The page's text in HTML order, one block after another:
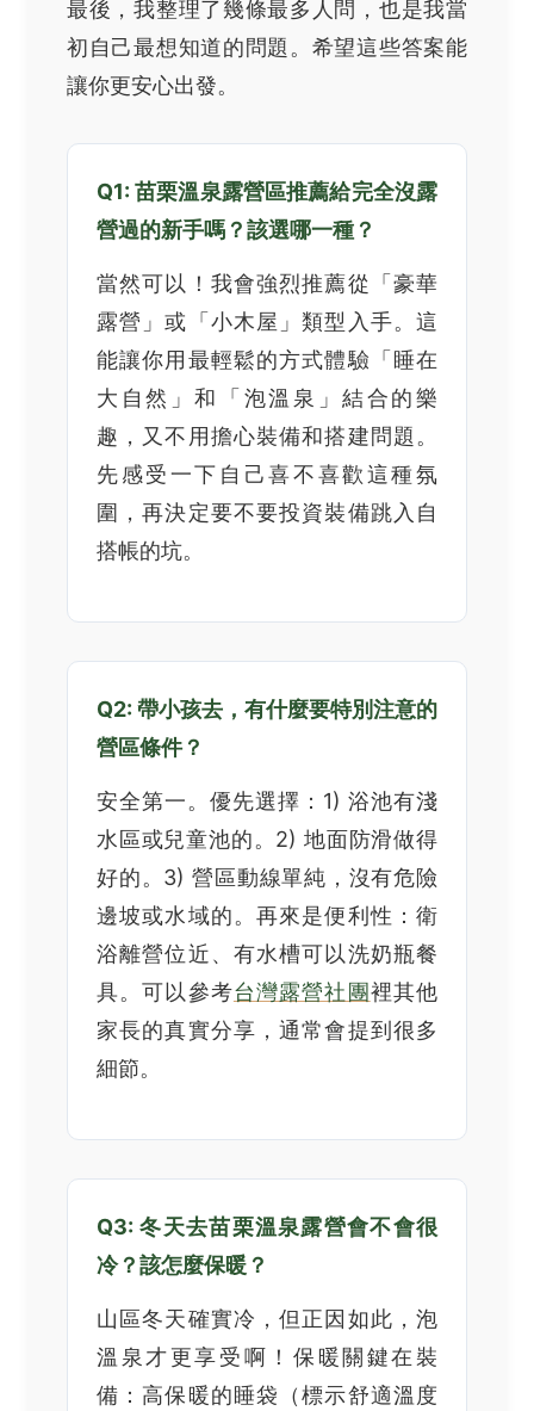
最後，我整理了幾條最多人問，也是我當
初自己最想知道的問題。希望這些答案能
讓你更安心出發。
Q1: 苗栗溫泉露營區推薦給完全沒露
營過的新手嗎？該選哪一種？
當然可以！我會強烈推薦從「豪華
露營」或「小木屋」類型入手。這
能讓你用最輕鬆的方式體驗「睡在
大自然」和「泡溫泉」結合的樂
趣，又不用擔心裝備和搭建問題。
先感受一下自己喜不喜歡這種氛
圍，再決定要不要投資裝備跳入自
搭帳的坑。
Q2: 帶小孩去，有什麼要特別注意的
營區條件？
安全第一。優先選擇：1) 浴池有淺
水區或兒童池的。2) 地面防滑做得
好的。3) 營區動線單純，沒有危險
邊坡或水域的。再來是便利性：衛
浴離營位近、有水槽可以洗奶瓶餐
具。可以參考台灣露營社團裡其他
家長的真實分享，通常會提到很多
細節。
Q3: 冬天去苗栗溫泉露營會不會很
冷？該怎麼保暖？
山區冬天確實冷，但正因如此，泡
溫泉才更享受啊！保暖關鍵在裝
備：高保暖的睡袋（標示舒適溫度